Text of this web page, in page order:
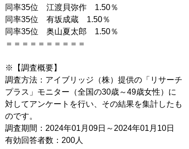
同率35位 江渡貝弥作 1.50％
同率35位 有坂成蔵 1.50％
同率35位 奥山夏太郎 1.50％
＝＝＝＝＝＝＝＝＝＝
※【調査概要】
調査方法：アイブリッジ（株）提供の「リサーチ
プラス」モニター（全国の30歳～49歳女性）に
対してアンケートを行い、その結果を集計したも
のです。
調査期間：2024年01月09日～2024年01月10日
有効回答者数：200人